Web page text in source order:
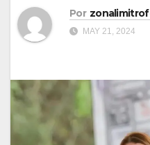
Por
MAY 21, 2024